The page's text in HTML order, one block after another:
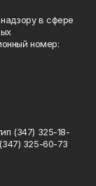
в сфере
номер:
(347) 325-18-
325-60-73